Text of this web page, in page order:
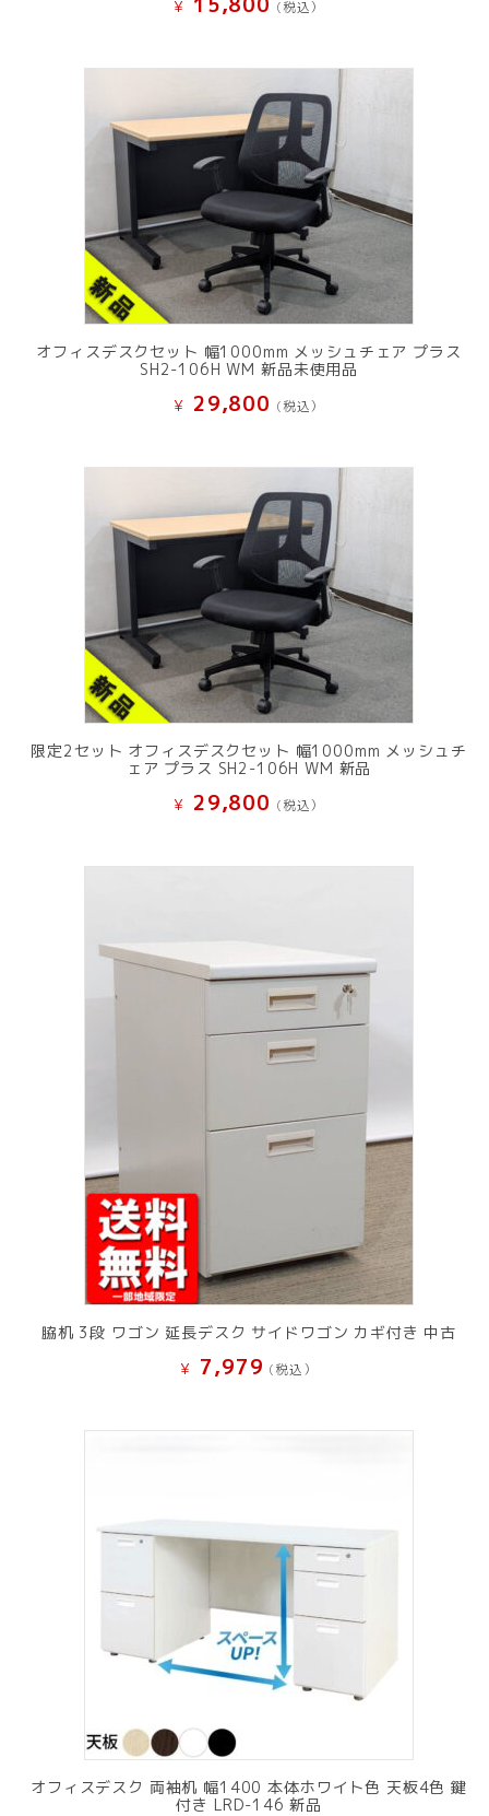
¥ (税込）
オフィスデスクセット 幅1000mm メッシュチェア プラス
SH2-106H WM 新品未使用品
¥ 29,800 (税込）
限定2セット オフィスデスクセット 幅1000mm メッシュチ
ェア プラス SH2-106H WM 新品
¥ 29,800 (税込）
脇机 3段 ワゴン 延長デスク サイドワゴン カギ付き 中古
¥ 7,979 (税込）
オフィスデスク 両袖机 幅1400 本体ホワイト色 天板4色 鍵
付き LRD-146 新品